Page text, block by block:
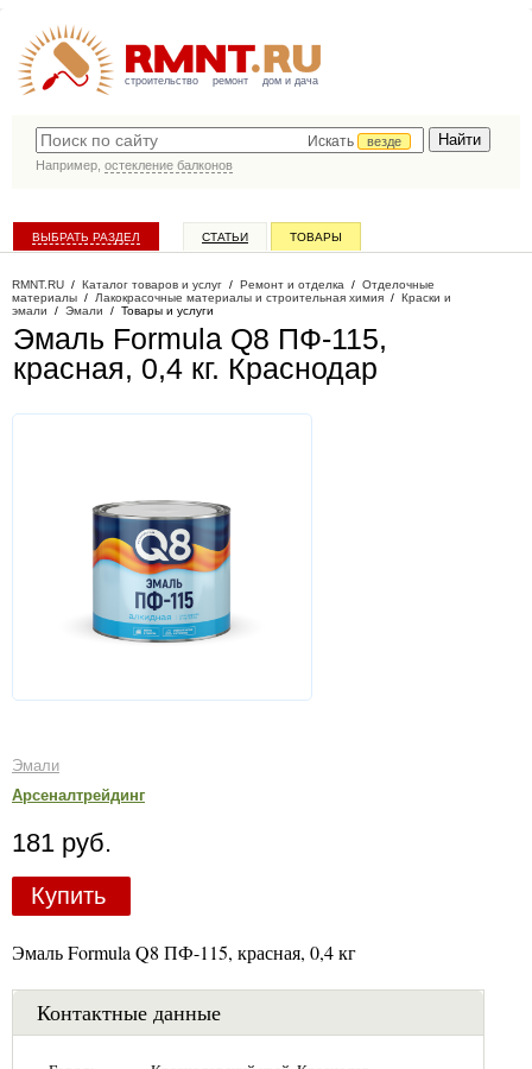
строительство ремонт дом и дача
Искать
везде
Например, остекление балконов
ВЫБРАТЬ РАЗДЕЛ СТАТЬИ ТОВАРЫ
RMNT.RU / Каталог товаров и услуг / Ремонт и отделка / Отделочные
материалы / Лакокрасочные материалы и строительная химия / Краски и
эмали / Эмали / Товары и услуги
Эмаль Formula Q8 ПФ-115,
красная, 0,4 кг. Краснодар
Эмали
Арсеналтрейдинг
181 руб.
Купить
Эмаль Formula Q8 ПФ-115, красная, 0,4 кг
Контактные данные